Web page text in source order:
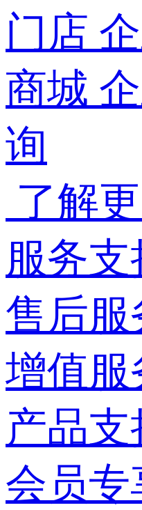
门店
商城
询
了解
服务支
售后服
增值服
产品支
会员专